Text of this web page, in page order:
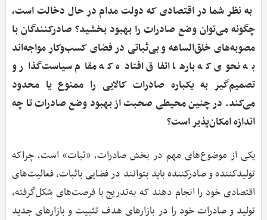
‌ به نظر شما در اقتصادی که دولت مدام در حال دخالت است،
چگونه می‌توان وضع صادرات را بهبود بخشید؟ صادرکنندگان با
مصوبه‌های خلق‌الساعه و بی‌ثباتی در فضای کسب‌وکار مواجه‌اند
به نحوی که بارها اتفاق افتاده که مقام سیاست‌گذار و
تصمیم‌گیر به یکباره صادرات کالایی را ممنوع یا محدود
می‌کند. در چنین محیطی صحبت از بهبود وضع صادرات تا چه
اندازه امکان‌پذیر است؟
یکی از موضوع‌های مهم در بخش صادرات، «ثبات» است، چراکه
تولیدکننده و صادرکننده باید بتوانند در فضایی باثبات، فعالیت‌های
اقتصادی خود را انجام دهند که به‌تدریج با فرصت‌های شکل‌گرفته،
تولید و صادرات خود را در بازارهای هدف تثبیت و بازارهای جدید